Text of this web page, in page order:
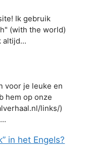
Ik gebruik
(with the world)
altijd…
voor je leuke en
hem op onze
links/)
in het Engels?